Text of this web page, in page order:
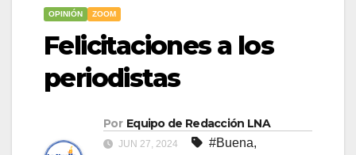
OPINIÓN ZOOM
Felicitaciones a los
periodistas
Por Equipo de Redacción LNA
JUN 27, 2024 #Buena,